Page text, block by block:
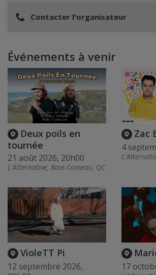
Contacter l'organisateur
Événements à venir
Deux poils en
tournée
21 août 2026, 20h00
L'Alternative, Baie-Comeau, QC
Zac
4
VioleTT Pi
12 septembre 2026,
17